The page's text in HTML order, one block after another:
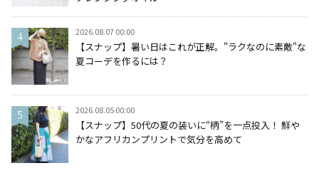
2026.08.07 00:00
【スナップ】暑い日はこれが正解。"ラクなのに素敵"な
夏コーデを作るには？
2026.08.05 00:00
【スナップ】50代の夏の装いに“柄”を一点投入！ 鮮や
かなアフリカンプリントで気分を高めて